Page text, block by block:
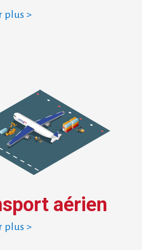
plus >
aérien
plus >